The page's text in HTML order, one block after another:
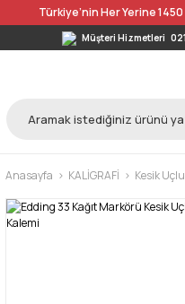
Türkiye’nin Her Yerine
Müşteri Hizmetleri
Anasayfa KALİGRAFİ Kesik